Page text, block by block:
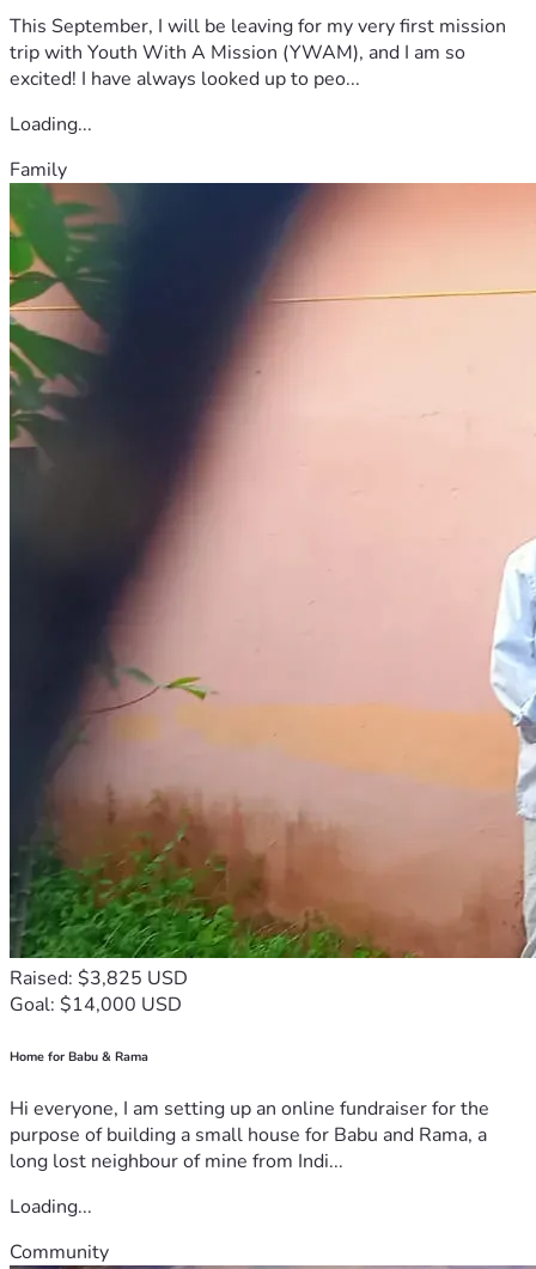
This September, I will be leaving for my very first mission
trip with Youth With A Mission (YWAM), and I am so
excited! I have always looked up to peo...
Loading...
Family
Raised: $3,825 USD
Goal: $14,000 USD
Home for Babu & Rama
Hi everyone, I am setting up an online fundraiser for the
purpose of building a small house for Babu and Rama, a
long lost neighbour of mine from Indi...
Loading...
Community